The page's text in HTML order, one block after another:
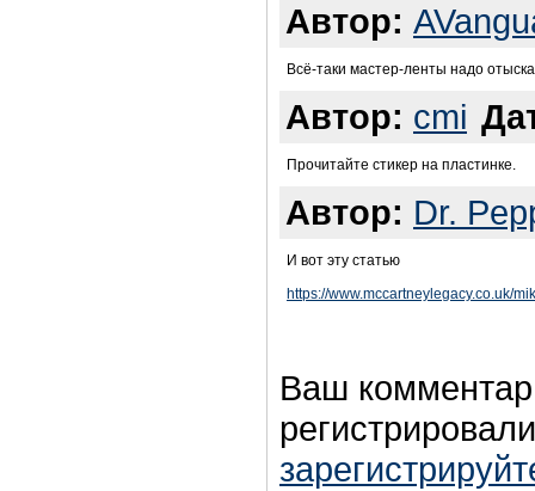
Автор:
Всё-таки мастер-ленты надо
Автор: cmi
Прочитайте стикер на пластинке.
Автор: Dr.
И вот эту статью
https://www.mccartneylegacy.co.uk/
Ваш